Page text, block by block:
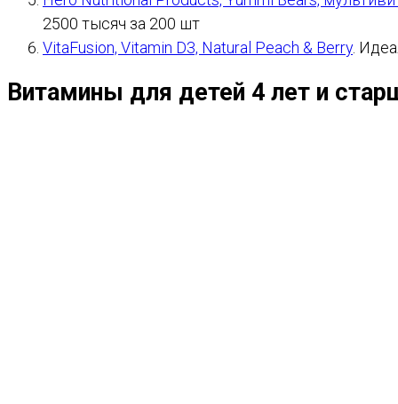
2500 тысяч за 200 шт
VitaFusion, Vitamin D3, Natural Peach & Berry.
Витамины для детей 4 лет и